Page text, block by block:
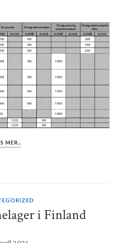
MER..
i Finland